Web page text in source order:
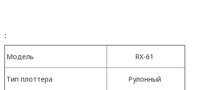
:
Модель RX-61
Тип плоттера Рулонный